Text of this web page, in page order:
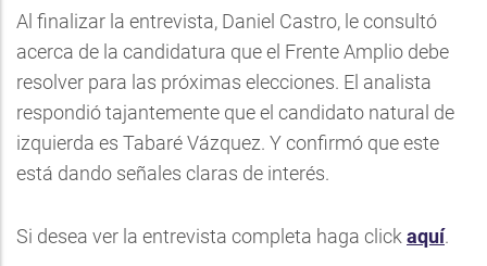
Al finalizar la entrevista, Daniel Castro, le consultó
acerca de la candidatura que el Frente Amplio debe
resolver para las próximas elecciones. El analista
respondió tajantemente que el candidato natural de
izquierda es Tabaré Vázquez. Y confirmó que este
está dando señales claras de interés.
Si desea ver la entrevista completa haga click aquí.